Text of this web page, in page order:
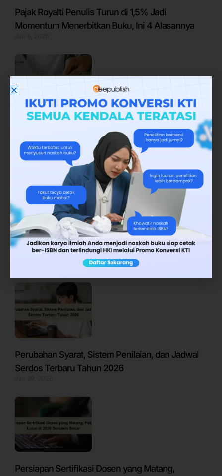
Pajak Royalti Penulis Turun di 1,5% Jadi
Momentum Menerbitkan Buku, Ini 4 Alasannya
Publikasi Jurnal vs Buku: Mana yang Terbaik
untuk Dosen dan Peneliti?
Juli 9, 2026
Jadwal Pelaporan BKD untuk Semester Genap
2025/2026
Perubahan Syarat, Sistem Penilaian, dan Jadwal
Serdos Terbaru Tahun 2026
Persiapan Sertifikasi Dosen yang Matang,